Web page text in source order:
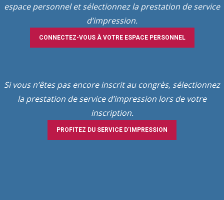
espace personnel et sélectionnez la prestation de service
d’impression.
CONNECTEZ-VOUS À VOTRE ESPACE PERSONNEL
Si vous n’êtes pas encore inscrit au congrès, sélectionnez
la prestation de service d’impression lors de votre
inscription.
PROFITEZ DU SERVICE D’IMPRESSION